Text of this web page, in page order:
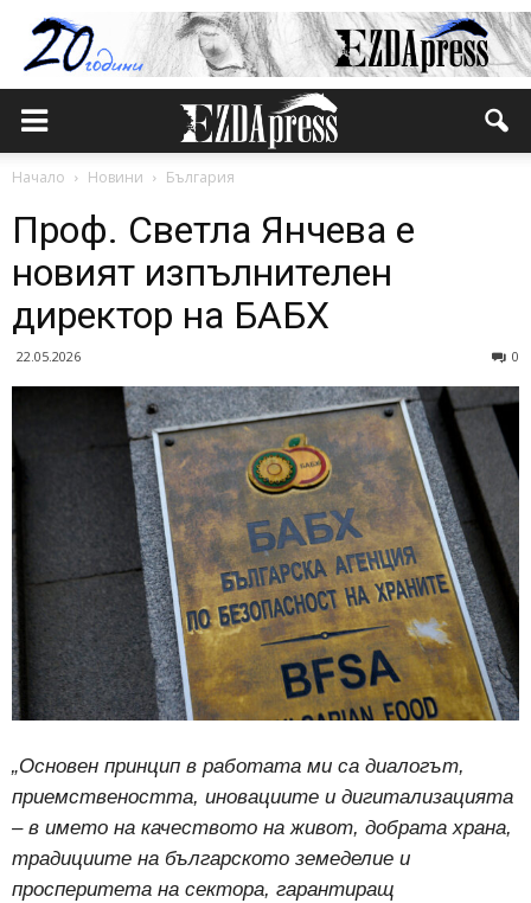
Начало Новини България
Проф. Светла Янчева е
новият изпълнителен
директор на БАБХ
22.05.2026 0
„Основен принцип в работата ми са диалогът,
приемствеността, иновациите и дигитализацията
– в името на качеството на живот, добрата храна,
традициите на българското земеделие и
просперитета на сектора, гарантиращ